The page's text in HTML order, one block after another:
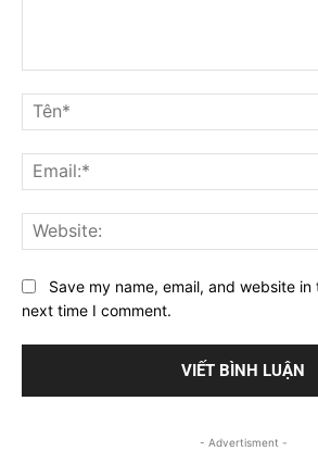
luận
Save my name, email, and website
next time I comment.
- Advertisment -